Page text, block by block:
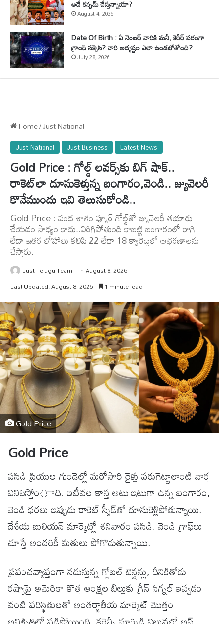
అదే కన్ఫమ్ చేస్తున్నాయా?
August 4, 2026
Date Of Birth : ఏ నెంబర్ వారికి మనీ, కెరీర్ పరంగా
గ్రాండ్ సక్సెస్? వారి అదృష్టం ఎలా ఉండబోతోంది?
July 28, 2026